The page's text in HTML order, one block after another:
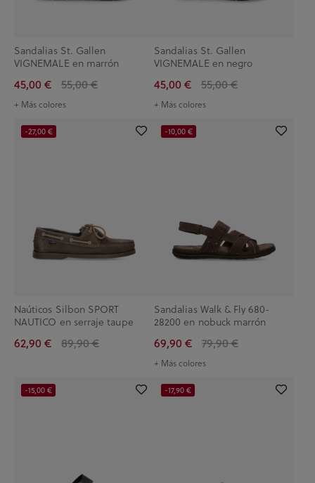
Sandalias St. Gallen
VIGNEMALE en marrón
45,00 € 55,00 €
+ Más colores
Sandalias St. Gallen
VIGNEMALE en negro
45,00 € 55,00 €
+ Más colores
Naúticos Silbon SPORT
NAUTICO en serraje taupe
62,90 € 89,90 €
-27,00 €
Sandalias Walk & Fly 680-
28200 en nobuck marrón
69,90 € 79,90 €
+ Más colores
-10,00 €
-15,00 € -17,90 €